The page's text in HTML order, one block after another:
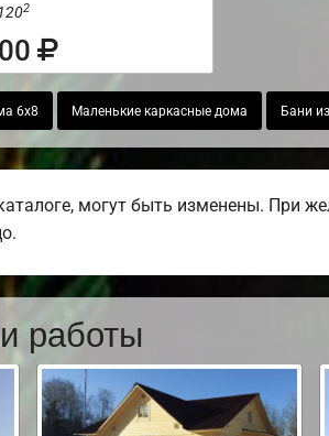
2
6х8 Маленькие каркасные дома Бани
могут быть изменены. При
работы